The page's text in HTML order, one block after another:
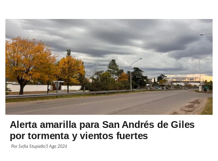
Alerta amarilla para San Andrés de Giles
por tormenta y vientos fuertes
PorSofía Stupiello5 Ago 2026